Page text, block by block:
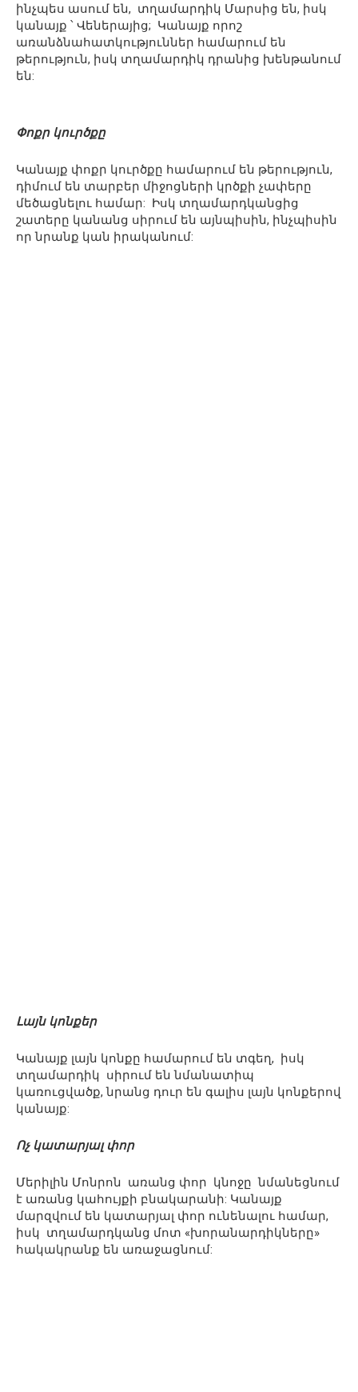
ինչպես ասում են, տղամարդիկ Մարսից են, իսկ
կանայք ՝ Վեներայից; Կանայք որոշ
առանձնահատկություններ համարում են
թերություն, իսկ տղամարդիկ դրանից խենթանում
են:
Փոքր կուրծքը
Կանայք փոքր կուրծքը համարում են թերություն,
դիմում են տարբեր միջոցների կրծքի չափերը
մեծացնելու համար: Իսկ տղամարդկանցից
շատերը կանանց սիրում են այնպիսին, ինչպիսին
որ նրանք կան իրականում:
Լայն կոնքեր
Կանայք լայն կոնքը համարում են տգեղ, իսկ
տղամարդիկ սիրում են նմանատիպ
կառուցվածք, նրանց դուր են գալիս լայն կոնքերով
կանայք:
Ոչ կատարյալ փոր
Մերիլին Մոնրոն առանց փոր կնոջը նմանեցնում
է առանց կահույքի բնակարանի: Կանայք
մարզվում են կատարյալ փոր ունենալու համար,
իսկ տղամարդկանց մոտ «խորանարդիկները»
հակակրանք են առաջացնում: